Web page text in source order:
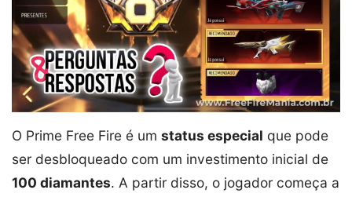
O Prime Free Fire é um status especial que pode
ser desbloqueado com um investimento inicial de
100 diamantes. A partir disso, o jogador começa a